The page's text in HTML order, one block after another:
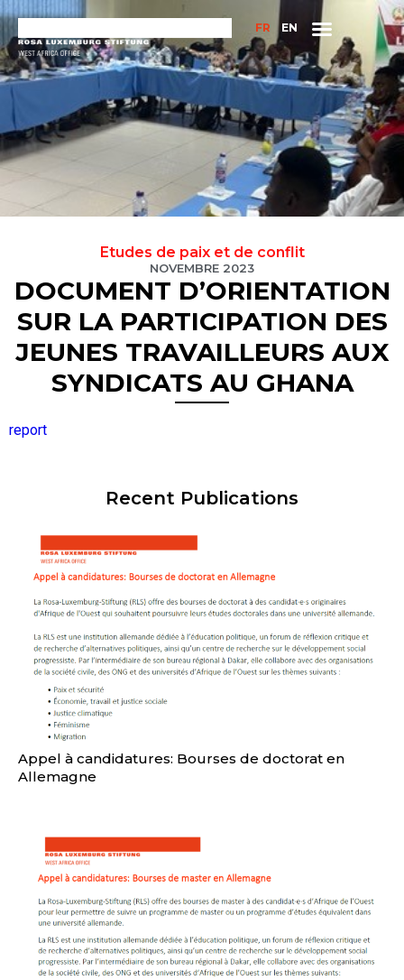
FR EN
Etudes de paix et de conflit
NOVEMBRE 2023
DOCUMENT D’ORIENTATION
SUR LA PARTICIPATION DES
JEUNES TRAVAILLEURS AUX
SYNDICATS AU GHANA
report
Recent Publications
Appel à candidatures: Bourses de doctorat en
Allemagne